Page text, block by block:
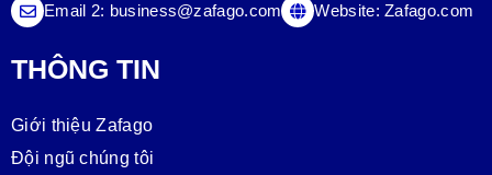
Email 2: business@zafago.com Website:Zafago.com
THÔNG TIN
Giới thiệu Zafago
Đội ngũ chúng tôi